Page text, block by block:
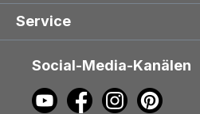
Service
Social-Media-Kanälen